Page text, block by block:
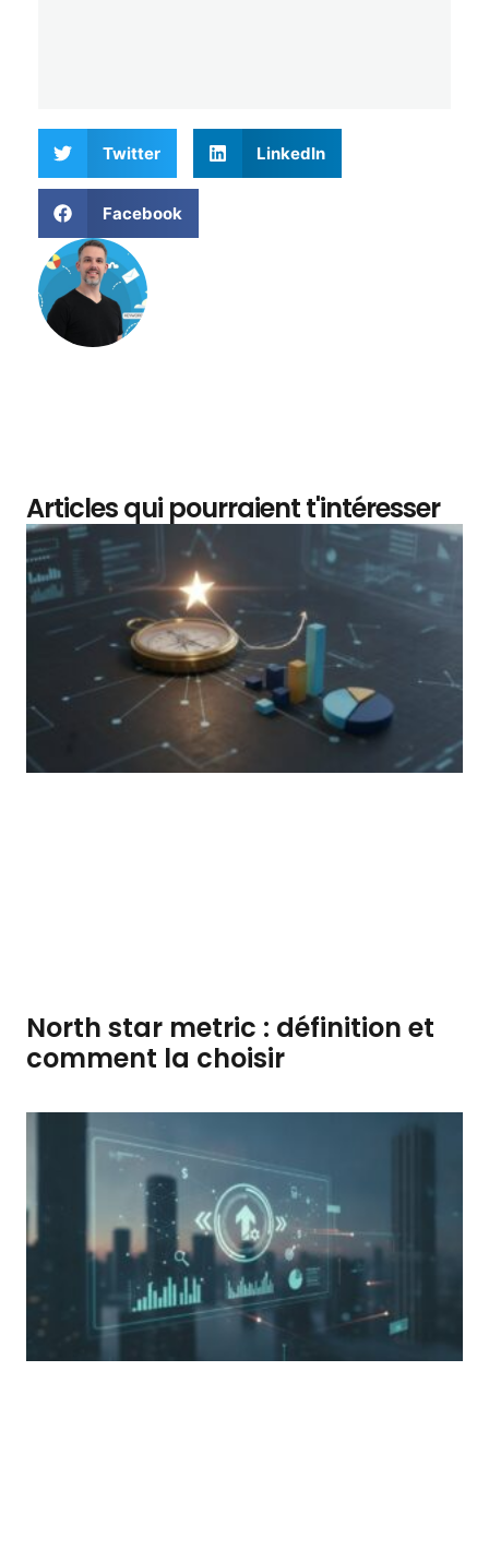
Twitter LinkedIn
Facebook
Articles qui pourraient t'intéresser
North star metric : définition et
comment la choisir